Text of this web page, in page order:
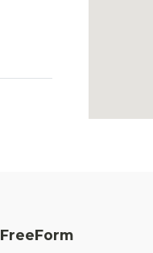
FreeForm